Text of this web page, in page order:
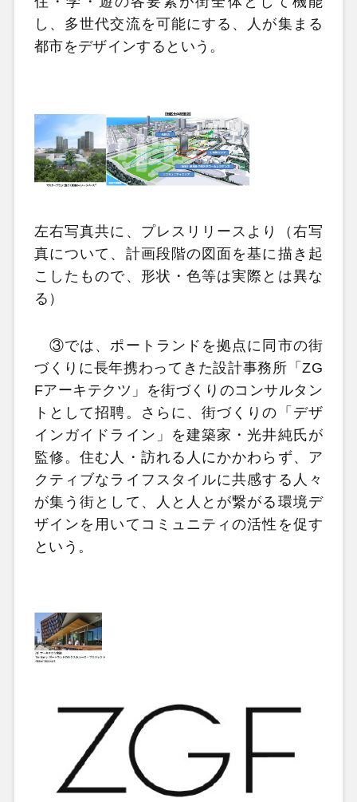
し、多世代交流を可能にする、人が集まる
都市をデザインするという。
左右写真共に、プレスリリースより（右写
真について、計画段階の図面を基に描き起
こしたもので、形状・色等は実際とは異な
る）
③では、ポートランドを拠点に同市の街
づくりに長年携わってきた設計事務所「ZG
Fアーキテクツ」を街づくりのコンサルタン
トとして招聘。さらに、街づくりの「デザ
インガイドライン」を建築家・光井純氏が
監修。住む人・訪れる人にかかわらず、ア
クティブなライフスタイルに共感する人々
が集う街として、人と人とが繋がる環境デ
ザインを用いてコミュニティの活性を促す
という。